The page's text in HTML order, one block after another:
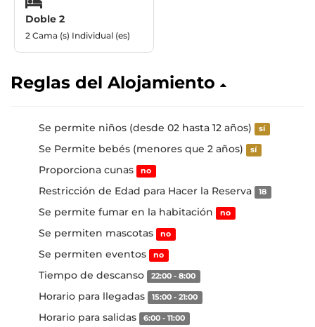
Doble 2
2 Cama (s) Individual (es)
Reglas del Alojamiento
Se permite niños (desde 02 hasta 12 años) sí
Se Permite bebés (menores que 2 años) sí
Proporciona cunas no
Restricción de Edad para Hacer la Reserva 18
Se permite fumar en la habitación no
Se permiten mascotas no
Se permiten eventos no
Tiempo de descanso 22:00 - 8:00
Horario para llegadas 15:00 - 21:00
Horario para salidas 6:00 - 11:00